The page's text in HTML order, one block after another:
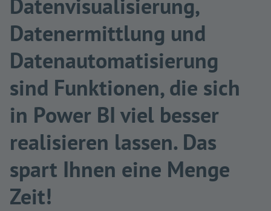
Datenvisualisierung,
Datenermittlung und
Datenautomatisierung
sind Funktionen, die sich
in Power BI viel besser
realisieren lassen. Das
spart Ihnen eine Menge
Zeit!